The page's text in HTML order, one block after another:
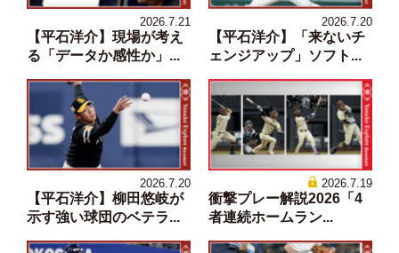
2026.7.21
【平石洋介】現場が考え
る「データか感性か」...
2026.7.20
【平石洋介】「来ないチ
ェンジアップ」ソフト...
2026.7.20
【平石洋介】柳田悠岐が
示す強い球団のベテラ...
2026.7.19
衝撃プレー解説2026「4
者連続ホームラン...